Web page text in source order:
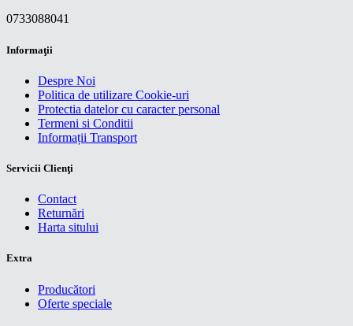
0733088041
Informaţii
Despre Noi
Politica de utilizare Cookie-uri
Protectia datelor cu caracter personal
Termeni si Conditii
Informații Transport
Servicii Clienţi
Contact
Returnări
Harta sitului
Extra
Producători
Oferte speciale